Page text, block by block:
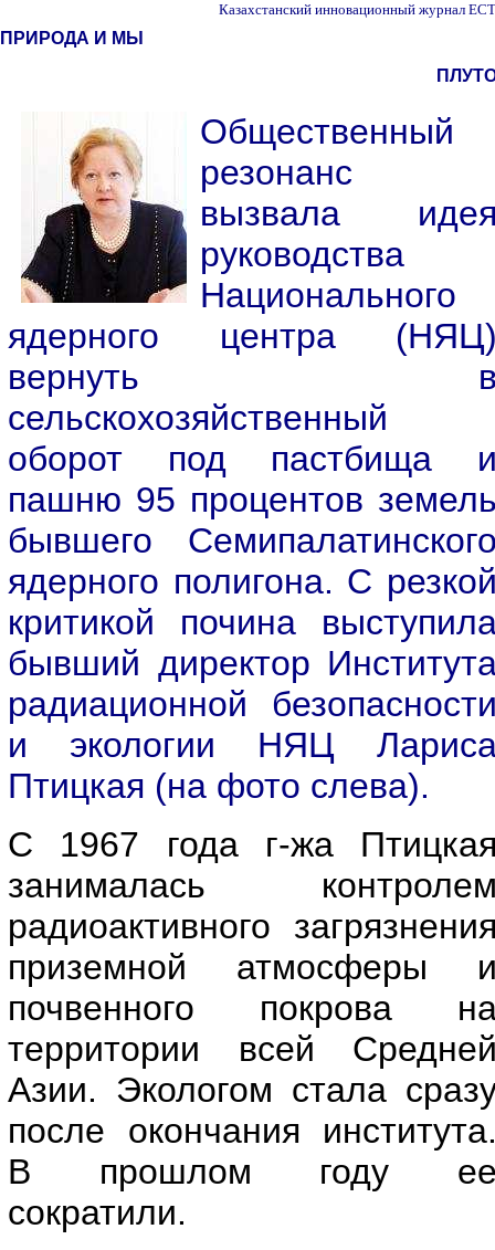
Казахстанский инновационный журнал
ПРИРОДА И МЫ
Общественный
резонанс
вызвала
руководства
Национального
ядерного центра
вернуть
сельскохозяйственный
оборот под пастбища
пашню 95 процентов
бывшего
ядерного полигона. С
критикой почина
бывший директор
радиационной
и экологии НЯЦ
Птицкая (на фото слева).
С 1967 года г-жа
занималась
радиоактивного
приземной атмосферы
почвенного покрова
территории всей
Азии. Экологом стала
после окончания
В прошлом году
сократили.